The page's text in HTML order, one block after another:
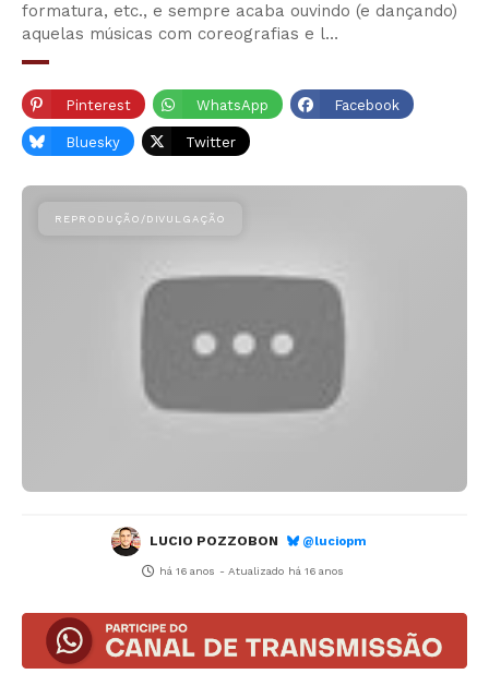
formatura, etc., e sempre acaba ouvindo (e dançando)
aquelas músicas com coreografias e l…
Pinterest WhatsApp Facebook
Bluesky Twitter
LUCIO POZZOBON @luciopm
há 16 anos - Atualizado há 16 anos